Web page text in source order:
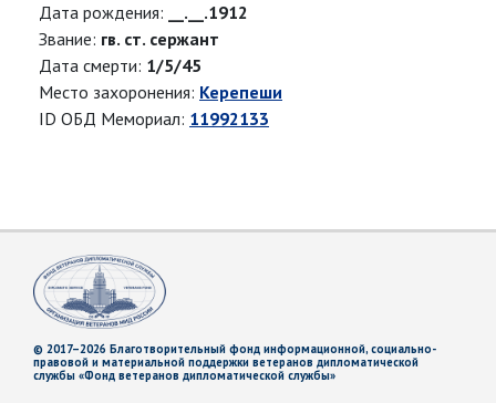
Дата рождения:
__.__.1912
Звание: гв. ст. сержант
Дата смерти: 1/5/45
Место захоронения: Керепеши
ID ОБД Мемориал: 11992133
© 2017–2026 Благотворительный фонд информационной, социально-
правовой и материальной поддержки ветеранов дипломатической
службы «Фонд ветеранов дипломатической службы»